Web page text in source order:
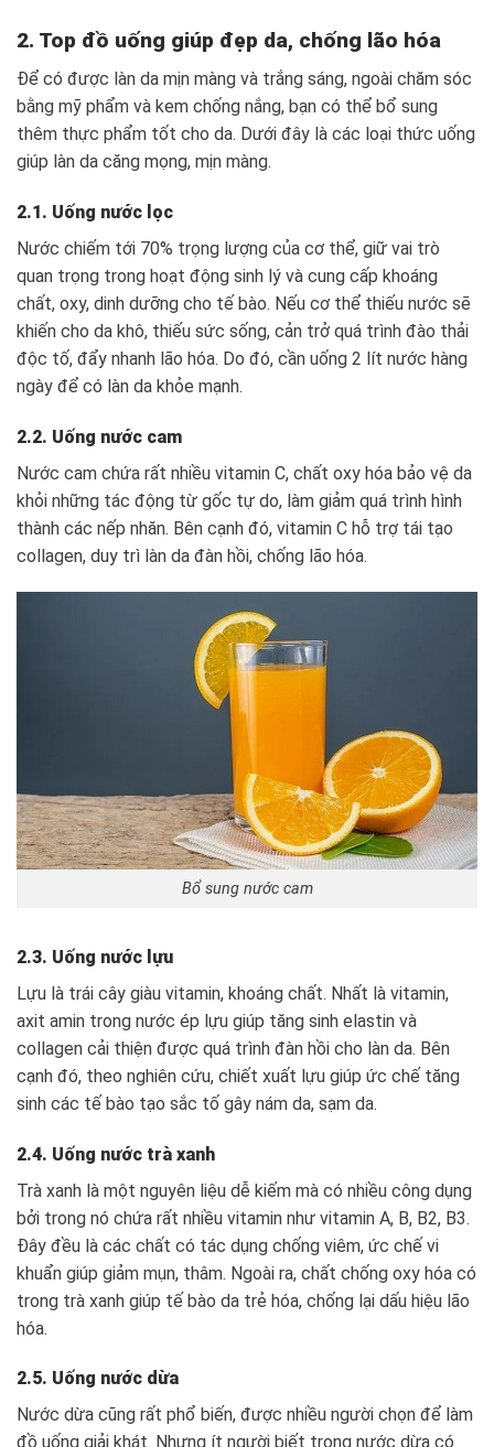
2. Top đồ uống giúp đẹp da, chống lão hóa
Để có được làn da mịn màng và trắng sáng, ngoài chăm sóc
bằng mỹ phẩm và kem chống nắng, bạn có thể bổ sung
thêm thực phẩm tốt cho da. Dưới đây là các loại thức uống
giúp làn da căng mọng, mịn màng.
2.1. Uống nước lọc
Nước chiếm tới 70% trọng lượng của cơ thể, giữ vai trò
quan trọng trong hoạt động sinh lý và cung cấp khoáng
chất, oxy, dinh dưỡng cho tế bào. Nếu cơ thể thiếu nước sẽ
khiến cho da khô, thiếu sức sống, cản trở quá trình đào thải
độc tố, đẩy nhanh lão hóa. Do đó, cần uống 2 lít nước hàng
ngày để có làn da khỏe mạnh.
2.2. Uống nước cam
Nước cam chứa rất nhiều vitamin C, chất oxy hóa bảo vệ da
khỏi những tác động từ gốc tự do, làm giảm quá trình hình
thành các nếp nhăn. Bên cạnh đó, vitamin C hỗ trợ tái tạo
collagen, duy trì làn da đàn hồi, chống lão hóa.
Bổ sung nước cam
2.3. Uống nước lựu
Lựu là trái cây giàu vitamin, khoáng chất. Nhất là vitamin,
axit amin trong nước ép lựu giúp tăng sinh elastin và
collagen cải thiện được quá trình đàn hồi cho làn da. Bên
cạnh đó, theo nghiên cứu, chiết xuất lựu giúp ức chế tăng
sinh các tế bào tạo sắc tố gây nám da, sạm da.
2.4. Uống nước trà xanh
Trà xanh là một nguyên liệu dễ kiếm mà có nhiều công dụng
bởi trong nó chứa rất nhiều vitamin như vitamin A, B, B2, B3.
Đây đều là các chất có tác dụng chống viêm, ức chế vi
khuẩn giúp giảm mụn, thâm. Ngoài ra, chất chống oxy hóa có
trong trà xanh giúp tế bào da trẻ hóa, chống lại dấu hiệu lão
hóa.
2.5. Uống nước dừa
Nước dừa cũng rất phổ biến, được nhiều người chọn để làm
đồ uống giải khát. Nhưng ít người biết trong nước dừa có